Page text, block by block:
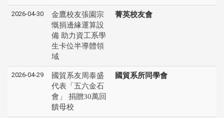
2026-04-30
金鷹校友張園宗
慨捐邊緣運算設
備 助力資工系學
生卡位半導體領
域
菁英校友會
2026-04-29
國貿系友周泰盛
代表「五六金石
會」 捐贈30萬回
饋母校
國貿系所同學會